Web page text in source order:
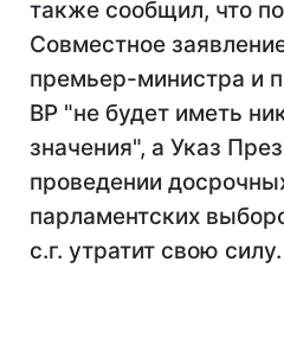
также сообщил, что
Совместное
премьер-министра и
ВР "не будет иметь
значения", а Указ
проведении
парламентских
с.г. утратит свою силу.